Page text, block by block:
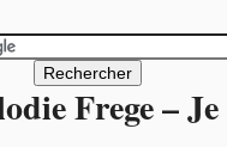
Frege –